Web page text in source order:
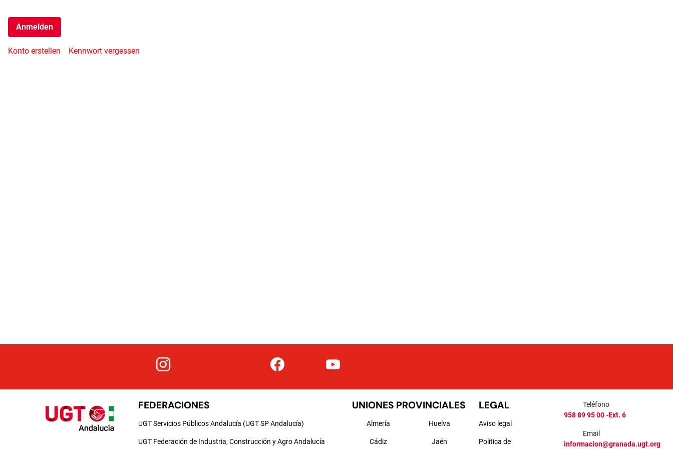
Anmelden
Konto erstellen Kennwort vergessen
FEDERACIONES
UGT Servicios Públicos Andalucía (UGT SP Andalucía)
UGT Federación de Industria, Construcción y Agro Andalucía
UNIONES PROVINCIALES
Almería
Cádiz
Huelva
Jaén
LEGAL
Aviso legal
Política de
Teléfono
958 89 95 00 -Ext. 6
Email
informacion@granada.ugt.org